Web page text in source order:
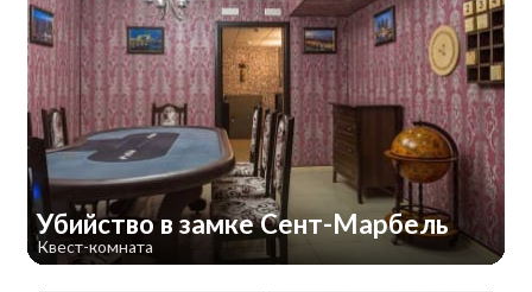
Убийство в замке Сент-Марбель
Квест-комната